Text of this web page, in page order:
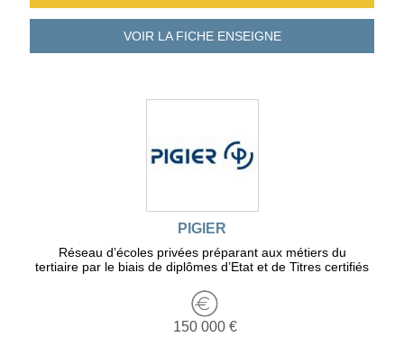
VOIR LA FICHEENSEIGNE
PIGIER
Réseau d’écoles privées préparant aux métiers du
tertiaire par le biais de diplômes d’Etat et de Titres certifiés
150 000 €